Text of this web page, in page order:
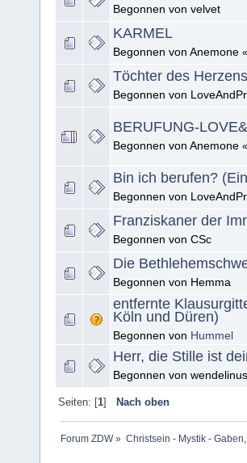
Begonnen von velvet
KARMEL
Begonnen von Anemone «
Töchter des
Begonnen von
BERUFUNG-
Begonnen von Anemone «
Bin ich berufen?
Begonnen von
Franziskaner der
Begonnen von CSc
Die
Begonnen von Hemma
entfernte
Köln und Düren)
Begonnen von Hummel
Herr, die Stille ist
Begonnen von wendelinus
Seiten: [1] Nach oben
Forum ZDW» Christsein - Mystik -